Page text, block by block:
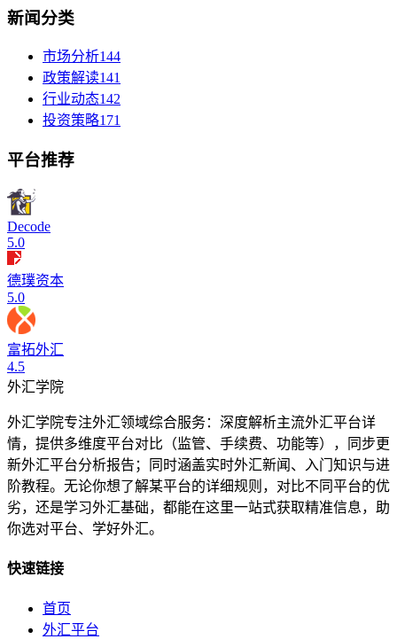
新闻分类
市场分析144
政策解读141
行业动态142
投资策略171
平台推荐
Decode
5.0
德璞资本
5.0
富拓外汇
4.5
外汇学院
外汇学院专注外汇领域综合服务：深度解析主流外汇平台详
情，提供多维度平台对比（监管、手续费、功能等），同步更
新外汇平台分析报告；同时涵盖实时外汇新闻、入门知识与进
阶教程。无论你想了解某平台的详细规则，对比不同平台的优
劣，还是学习外汇基础，都能在这里一站式获取精准信息，助
你选对平台、学好外汇。
快速链接
首页
外汇平台